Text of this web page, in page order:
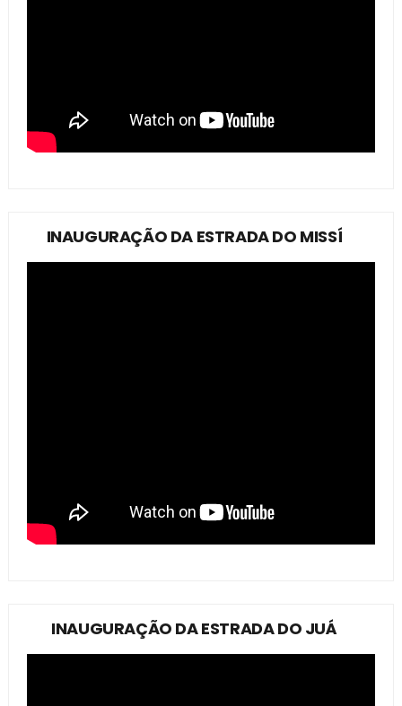
INAUGURAÇÃO DA ESTRADA DO MISSÍ
INAUGURAÇÃO DA ESTRADA DO JUÁ